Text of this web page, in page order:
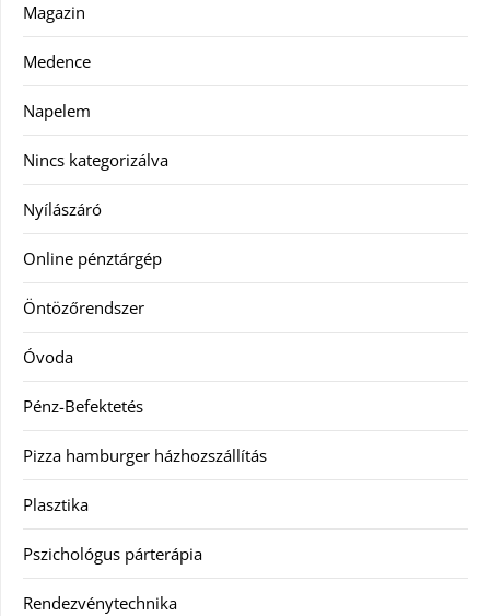
Magazin
Medence
Napelem
Nincs kategorizálva
Nyílászáró
Online pénztárgép
Öntözőrendszer
Óvoda
Pénz-Befektetés
Pizza hamburger házhozszállítás
Plasztika
Pszichológus párterápia
Rendezvénytechnika